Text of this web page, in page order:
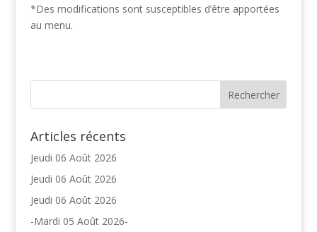
*Des modifications sont susceptibles d’être apportées
au menu.
Articles récents
Jeudi 06 Août 2026
Jeudi 06 Août 2026
Jeudi 06 Août 2026
-Mardi 05 Août 2026-